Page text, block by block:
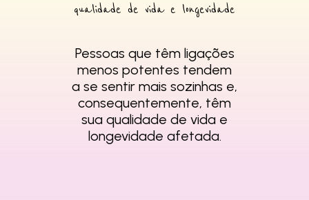
qualidade de vida e longevidade
Pessoas que têm ligações
menos potentes tendem
a se sentir mais sozinhas e,
consequentemente, têm
sua qualidade de vida e
longevidade afetada.